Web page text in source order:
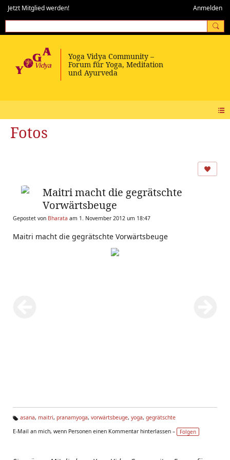
Jetzt Mitglied werden! Anmelden
Fotos
Maitri macht die gegrätschte
Vorwärtsbeuge
Gepostet von Bharata am 1. November 2012 um 18:47
Maitri macht die gegrätschte Vorwärtsbeuge
g
asana, maitri, pranamyoga, vorwärtsbeuge, yoga, gegrätschte
E-Mail an mich, wenn Personen einen Kommentar hinterlassen –
Folgen